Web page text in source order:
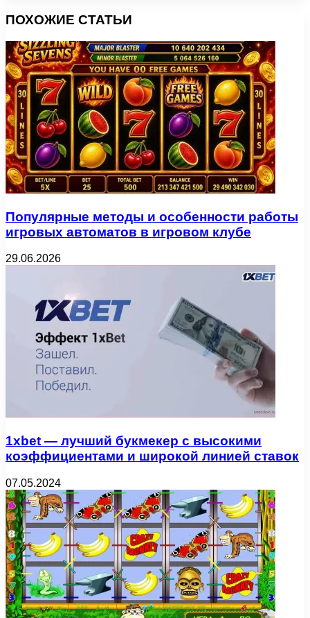
ПОХОЖИЕ СТАТЬИ
Популярные методы и особенности работы
игровых автоматов в игровом клубе
29.06.2026
1xbet — лучший букмекер с высокими
коэффициентами и широкой линией ставок
07.05.2024